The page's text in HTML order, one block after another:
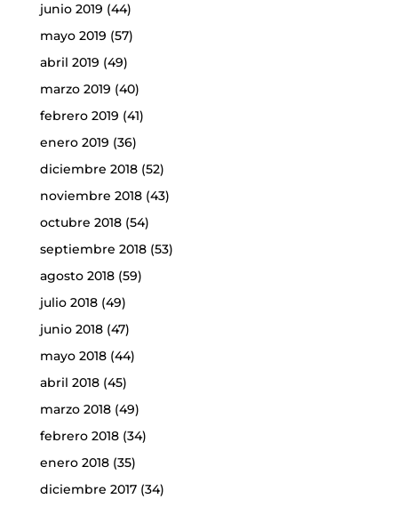
junio 2019 (44)
mayo 2019 (57)
abril 2019 (49)
marzo 2019 (40)
febrero 2019 (41)
enero 2019 (36)
diciembre 2018(52)
noviembre 2018(43)
octubre 2018(54)
septiembre 2018(53)
agosto 2018(59)
julio 2018(49)
junio 2018(47)
mayo 2018(44)
abril 2018(45)
marzo 2018(49)
febrero 2018(34)
enero 2018(35)
diciembre 2017(34)